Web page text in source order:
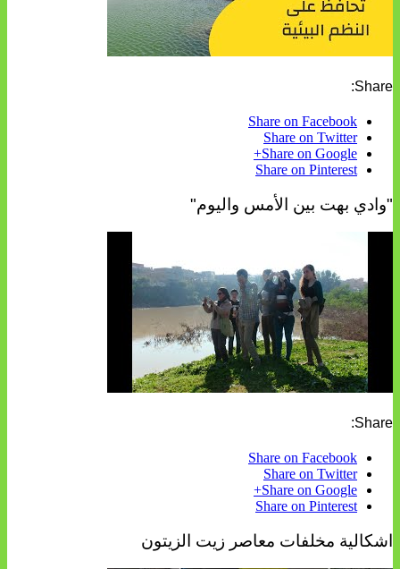
Share:
Share on Facebook
Share on Twitter
Share on Google+
Share on Pinterest
"وادي بهت بين الأمس واليوم"
Share:
Share on Facebook
Share on Twitter
Share on Google+
Share on Pinterest
اشكالية مخلفات معاصر زيت الزيتون